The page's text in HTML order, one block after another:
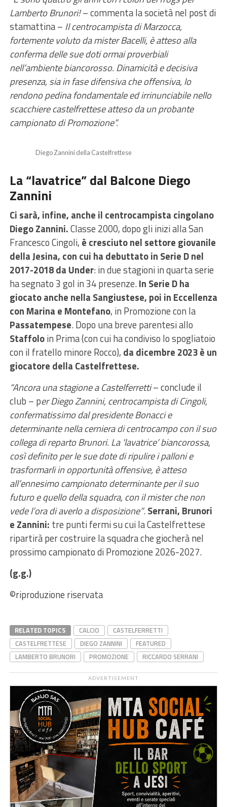
Lamberto Brunori!– commenta la società nel post di
stamattina – Il centrocampista di Marzocca,
fortemente voluto da mister Bacelli, è atteso alla
conferma delle sue doti ormai proverbiali
nell’ambiente biancorosso. Dinamicità e decisiva
presenza, sia in fase difensiva che offensiva, lo
rendono pedina fondamentale ed irrinunciabile nello
scacchiere castelfrettese atteso da un probante
campionato di Promozione”.
Diego Zannini della Castelfrettese
La “lavatrice” dal Balcone Diego
Zannini
Ci sarà, infine, anche il centrocampista cingolano
Diego Zannini.Classe 2000, dopo gli inizi alla San
Francesco Cingoli, è cresciuto nel settore giovanile
della Jesina, con cui ha debuttato in Serie D nel
2017-2018 da Under: in due stagioni in quarta serie
ha segnato 3 gol in 34 presenze.In Serie D ha
giocato anche nella Sangiustese, poi in Eccellenza
con Marina e Montefano, in Promozione con la
Passatempese. Dopo una breve parentesi allo
Staffoloin Prima (con cui ha condiviso lo spogliatoio
con il fratello minore Rocco), da dicembre 2023 è un
giocatore della Castelfrettese.
“Ancora una stagione a Castelferretti– conclude il
club – per Diego Zannini, centrocampista di Cingoli,
confermatissimo dal presidente Bonacci e
determinante nella cerniera di centrocampo con il suo
collega di reparto Brunori. La ‘lavatrice’ biancorossa,
così definito per le sue dote di ripulire i palloni e
trasformarli in opportunità offensive, è atteso
all’ennesimo campionato determinante per il suo
futuro e quello della squadra, con il mister che non
vede l’ora di averlo a disposizione”.Serrani, Brunori
e Zannini: tre punti fermi su cui la Castelfrettese
ripartirà per costruire la squadra che giocherà nel
prossimo campionato di Promozione 2026-2027.
(g.g.)
©riproduzione riservata
RELATED TOPICS CALCIO
CASTELFERRETTI
CASTELFRETTESE
DIEGO ZANNINI
FEATURED
LAMBERTO BRUNORI
PROMOZIONE RICCARDO SERRANI
ADVERTISEMENT